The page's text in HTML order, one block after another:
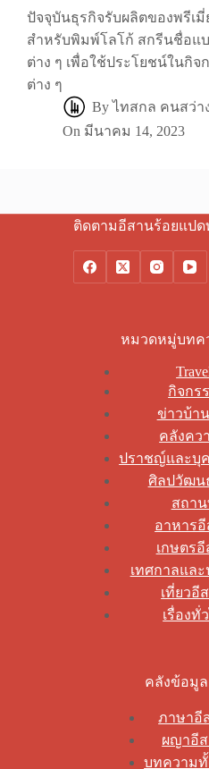
ปัจจุบันธุรกิจรับผลิตของพรีเ
สำหรับพิมพ์โลโก้ สกรีนชื่อแ
ต่าง ๆ เพื่อใช้ประโยชน์ในกิจ
ต่าง ๆ
By ไทสกล คนสว่า
On มีนาคม 14, 2023
ติดตามอีสานร้อยแปด
หมวดหมู่บทค
กิจกร
ข่าวบ้าน
คลังคว
ปราชญ์และบุ
ศิลปวัฒน
สถา
อาหาร
เกษตร
เทศกาลแล
เที่ยวอี
เรื่องทั่
คลังข้อมูล
ภาษาอี
ผญาอี
บทความ